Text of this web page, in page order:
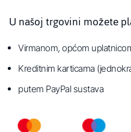
U našoj trgovini možete
Virmanom, općom
Kreditnim karticama
putem PayPal sustava